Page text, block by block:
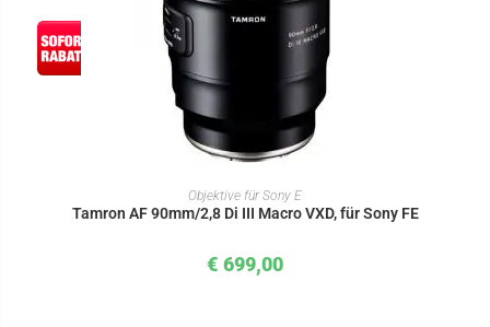
IN DEN WARENKORB
Objektive für Sony E
Tamron AF 90mm/2,8 Di III Macro VXD, für Sony FE
€ 699,00